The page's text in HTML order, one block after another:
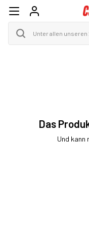
Das
Und kann